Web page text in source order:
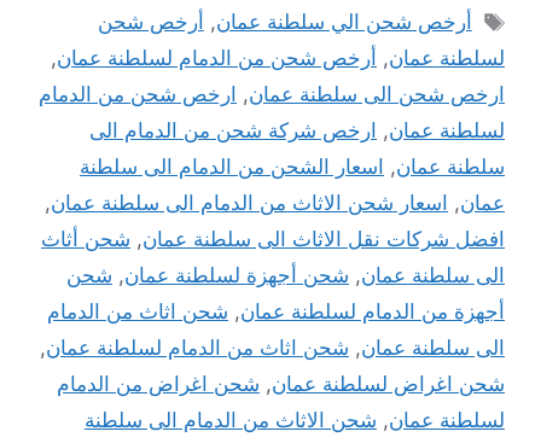
الوسوم
أرخص شحن الي سلطنة عمان, أرخص شحن
لسلطنة عمان, أرخص شحن من الدمام لسلطنة عمان,
ارخص شحن الى سلطنة عمان, ارخص شحن من الدمام
لسلطنة عمان, ارخص شركة شحن من الدمام الى
سلطنة عمان, اسعار الشحن من الدمام الى سلطنة
عمان, اسعار شحن الاثاث من الدمام الى سلطنة عمان,
افضل شركات نقل الاثاث الى سلطنة عمان, شحن أثاث
الى سلطنة عمان, شحن أجهزة لسلطنة عمان, شحن
أجهزة من الدمام لسلطنة عمان, شحن اثاث من الدمام
الى سلطنة عمان, شحن اثاث من الدمام لسلطنة عمان,
شحن اغراض لسلطنة عمان, شحن اغراض من الدمام
لسلطنة عمان, شحن الاثاث من الدمام الى سلطنة